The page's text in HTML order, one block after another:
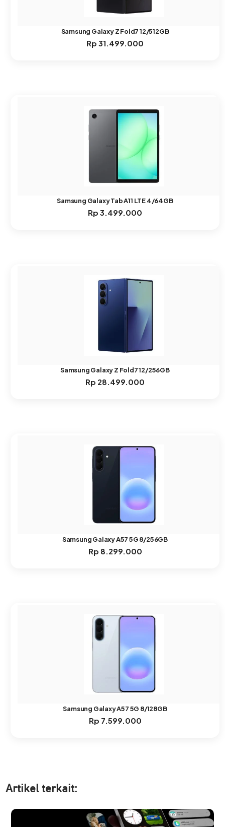
Samsung Galaxy Z Fold7 12/512GB
Rp 31.499.000
Samsung Galaxy Tab A11 LTE 4/64GB
Rp 3.499.000
Samsung Galaxy Z Fold7 12/256GB
Rp 28.499.000
Samsung Galaxy A57 5G 8/256GB
Rp 8.299.000
Samsung Galaxy A57 5G 8/128GB
Rp 7.599.000
Artikel terkait: